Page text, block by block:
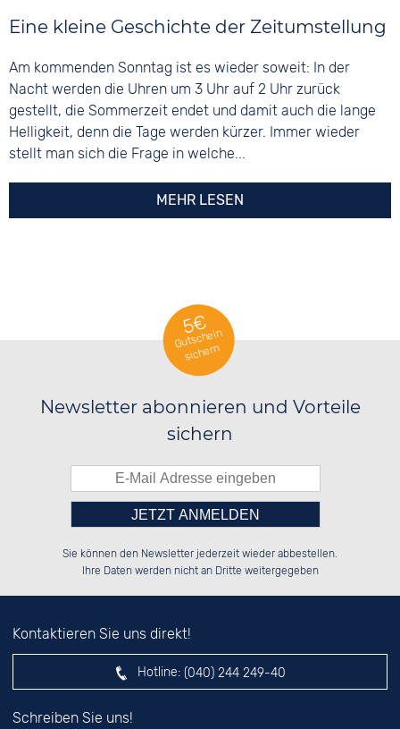
Eine kleine Geschichte der Zeitumstellung
Am kommenden Sonntag ist es wieder soweit: In der
Nacht werden die Uhren um 3 Uhr auf 2 Uhr zurück
gestellt, die Sommerzeit endet und damit auch die lange
Helligkeit, denn die Tage werden kürzer. Immer wieder
stellt man sich die Frage in welche...
MEHR LESEN
5€
Gutschein
sichern
Newsletter abonnieren und Vorteile
sichern
██░░██░░░░░░██░░░░████░░░░░░██░░
██████░░░░████░░░░░░██░░░░████░░
░░░░██░░██░░░░░░░░░░██░░░░░░██░░
Bitte tragen Sie die Zahl in
das nebenstehende Feld ein.
Sie können den Newsletter jederzeit wieder abbestellen.
Ihre Daten werden nicht an Dritte weitergegeben
Kontaktieren Sie uns direkt!
Hotline: (040) 244 249-40
Schreiben Sie uns!